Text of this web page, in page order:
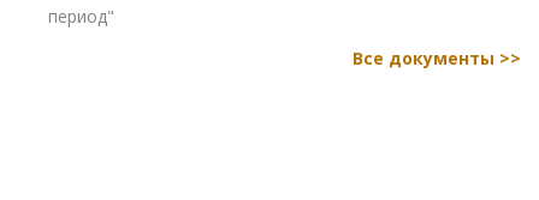
период"
Все документы >>